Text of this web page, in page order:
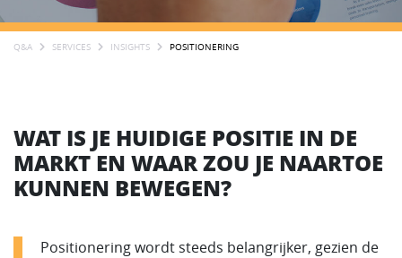
Q&A SERVICES INSIGHTS POSITIONERING
WAT IS JE HUIDIGE POSITIE IN DE
MARKT EN WAAR ZOU JE NAARTOE
KUNNEN BEWEGEN?
Positionering wordt steeds belangrijker, gezien de